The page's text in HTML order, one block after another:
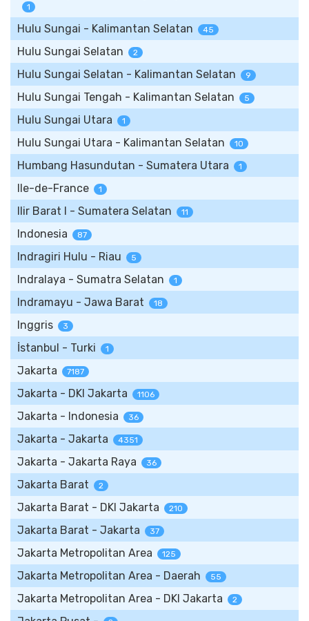
1
Hulu Sungai - Kalimantan Selatan 45
Hulu Sungai Selatan 2
Hulu Sungai Selatan - Kalimantan Selatan 9
Hulu Sungai Tengah - Kalimantan Selatan 5
Hulu Sungai Utara 1
Hulu Sungai Utara - Kalimantan Selatan 10
Humbang Hasundutan - Sumatera Utara 1
Ile-de-France 1
Ilir Barat I - Sumatera Selatan 11
Indonesia 87
Indragiri Hulu - Riau 5
Indralaya - Sumatra Selatan 1
Indramayu - Jawa Barat 18
Inggris 3
İstanbul - Turki 1
Jakarta 7187
Jakarta - DKI Jakarta 1106
Jakarta - Indonesia 36
Jakarta - Jakarta 4351
Jakarta - Jakarta Raya 36
Jakarta Barat 2
Jakarta Barat - DKI Jakarta 210
Jakarta Barat - Jakarta 37
Jakarta Metropolitan Area 125
Jakarta Metropolitan Area - Daerah 55
Jakarta Metropolitan Area - DKI Jakarta 2